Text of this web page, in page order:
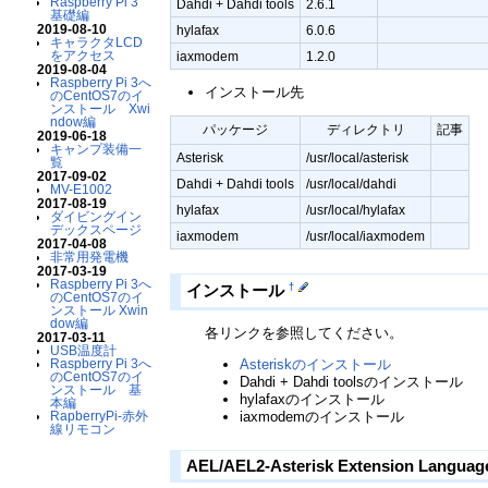
基礎編
2019-08-10
キャラクタLCD
をアクセス
2019-08-04
Raspberry Pi 3へ
のCentOS7のイ
ンストール Xwi
ndow編
2019-06-18
キャンプ装備一
覧
2017-09-02
MV-E1002
2017-08-19
ダイビングイン
デックスページ
2017-04-08
非常用発電機
2017-03-19
Raspberry Pi 3へ
のCentOS7のイ
ンストール Xwin
dow編
2017-03-11
USB温度計
Raspberry Pi 3へ
のCentOS7のイ
ンストール 基
本編
RapberryPi-赤外
線リモコン
Dahdi + Dahdi tools
2.6.1
hylafax
6.0.6
iaxmodem
1.2.0
インストール先
パッケージ ディレクトリ
記事
Asterisk
/usr/local/asterisk
Dahdi + Dahdi tools
/usr/local/dahdi
hylafax
/usr/local/hylafax
iaxmodem
/usr/local/iaxmodem
インストール †
各リンクを参照してください。
Asteriskのインストール
Dahdi + Dahdi toolsのインストール
hylafaxのインストール
iaxmodemのインストール
AEL/AEL2-Asterisk Extension